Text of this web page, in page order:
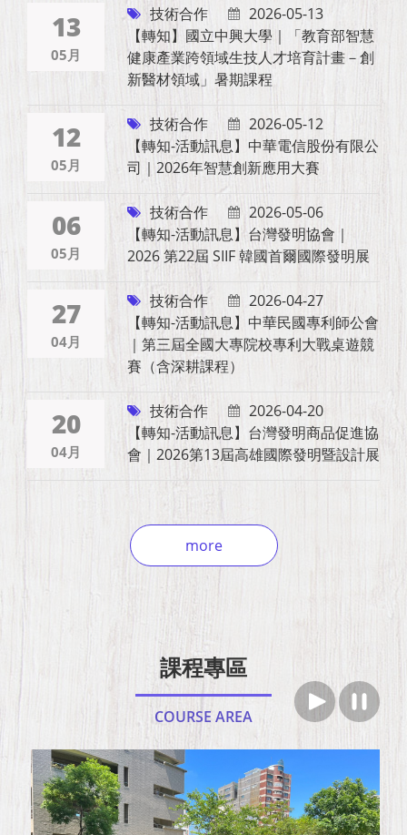
13
05月
技術合作
2026-05-13
【轉知】國立中興大學｜「教育部智慧
健康產業跨領域生技人才培育計畫－創
新醫材領域」暑期課程
12
05月
技術合作
2026-05-12
【轉知-活動訊息】中華電信股份有限公
司｜2026年智慧創新應用大賽
06
05月
技術合作
2026-05-06
【轉知-活動訊息】台灣發明協會｜
2026 第22屆 SIIF 韓國首爾國際發明展
27
04月
技術合作
2026-04-27
【轉知-活動訊息】中華民國專利師公會
｜第三屆全國大專院校專利大戰桌遊競
賽（含深耕課程）
20
04月
技術合作
2026-04-20
【轉知-活動訊息】台灣發明商品促進協
會｜2026第13屆高雄國際發明暨設計展
more
課程專區
COURSE AREA